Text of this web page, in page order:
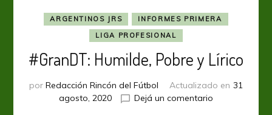
ARGENTINOS JRS
INFORMES PRIMERA
LIGA PROFESIONAL
#GranDT: Humilde, Pobre y Lírico
por Redacción Rincón del Fútbol Actualizado en 31
agosto, 2020
Dejá un comentario